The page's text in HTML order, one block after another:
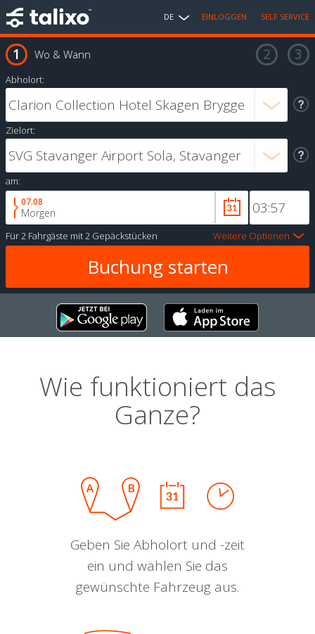
DE EINLOGGEN SELF SERVICE
Wo & Wann
Abholort:
Zielort:
am:
07.08
Morgen
Für2 Fahrgäste mit2 Gepäckstücken Weitere Optionen
Wie funktioniert das
Ganze?
Geben Sie Abholort und -zeit
ein und wählen Sie das
gewünschte Fahrzeug aus.